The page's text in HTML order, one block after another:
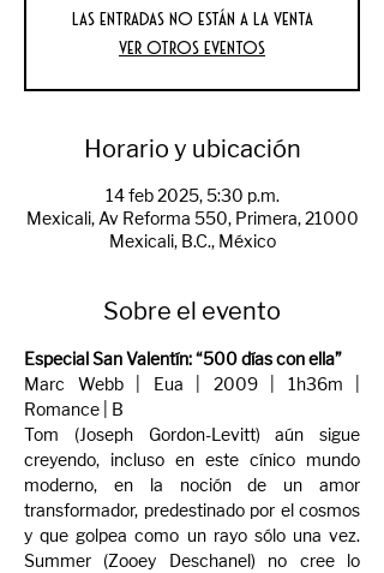
Las entradas no están a la venta
Ver otros eventos
Horario y ubicación
14 feb 2025, 5:30 p.m.
Mexicali, Av Reforma 550, Primera, 21000
Mexicali, B.C., México
Sobre el evento
Especial San Valentín: “500 días con ella”
Marc Webb | Eua | 2009 | 1h36m |
Romance | B
Tom (Joseph Gordon-Levitt) aún sigue
creyendo, incluso en este cínico mundo
moderno, en la noción de un amor
transformador, predestinado por el cosmos
y que golpea como un rayo sólo una vez.
Summer (Zooey Deschanel) no cree lo